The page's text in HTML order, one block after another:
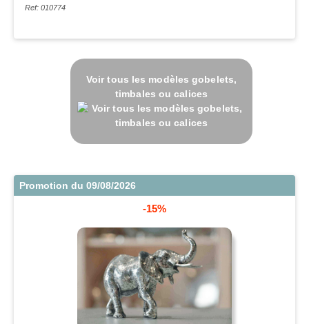
Ref: 010774
Voir tous les modèles gobelets,
timbales ou calices
Promotion du 09/08/2026
-15%